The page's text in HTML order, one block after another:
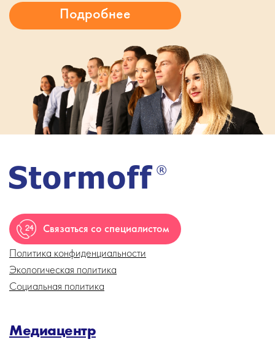
Связаться со специалистом
Политика конфиденциальности
Экологическая политика
Социальная политика
Медиацентр